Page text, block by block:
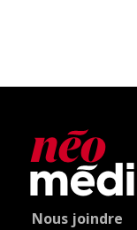
Nous joindre